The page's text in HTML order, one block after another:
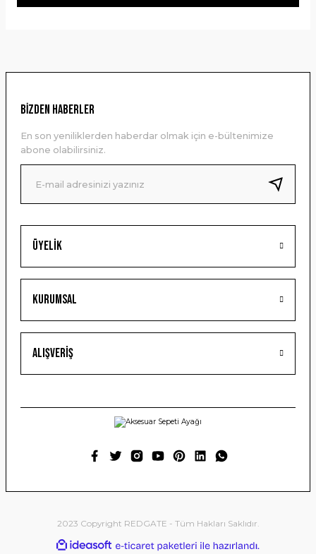
Ürün resmi kalitesiz, bozuk veya görüntülenemiyor.
Ürün bilgilerinde hatalar bulunuyor.
Ürün fiyatı diğer sitelerden daha pahalı.
Bu ürüne benzer farklı alternatifler olmalı.
Gönder
Üyelik
Kurumsal
Alışveriş
BİZDEN HABERLER
En son yeniliklerden haberdar olmak için e-bültenimize
abone olabilirsiniz.
2023 Copyright REDGATE - Tüm Hakları Saklıdır.
ideasoft
e-